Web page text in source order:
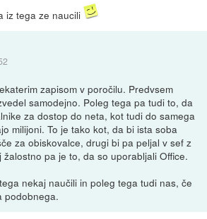
iz tega ze naucili
zapisom v poročilu. Predvsem
samodejno. Poleg tega pa tudi to, da
za dostop do neta, kot tudi do samega
milijoni. To je tako kot, da bi ista soba
za obiskovalce, drugi bi pa peljal v sef z
žalostno pa je to, da so uporabljali Office.
nekaj naučili in poleg tega tudi nas, če
podobnega.